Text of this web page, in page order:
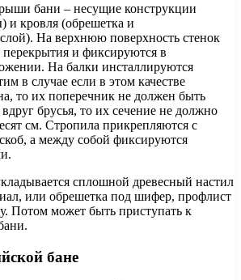
бани – несущие конструкции
и кровля (обрешетка и
На верхнюю поверхность стенок
и фиксируются в
На балки инсталлируются
в случае если в этом качестве
то их поперечник не должен быть
брусья, то их сечение не должно
см. Стропила прикрепляются с
а между собой фиксируются
сплошной древесный настил
или обрешетка под шифер, профлист
Потом может быть приступать к
бане